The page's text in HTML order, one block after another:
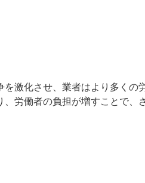
激化させ、業者はより多くの
労働者の負担が増すことで、